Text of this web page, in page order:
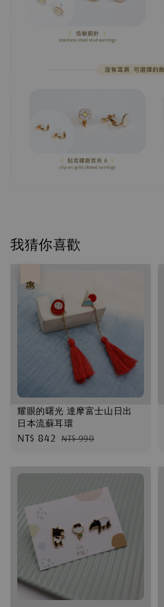
我猜你喜歡
耀眼的曙光 達摩富士山日出
日本流蘇耳環
Sale
NT$ 842 Regular
NT$ 990